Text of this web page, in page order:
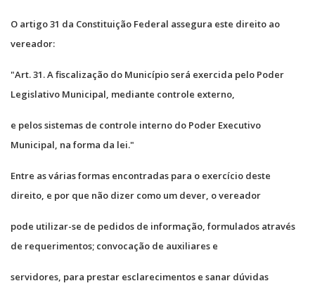
O artigo 31 da Constituição Federal assegura este direito ao
vereador:
"Art. 31. A fiscalização do Município será exercida pelo Poder
Legislativo Municipal, mediante controle externo,
e pelos sistemas de controle interno do Poder Executivo
Municipal, na forma da lei."
Entre as várias formas encontradas para o exercício deste
direito, e por que não dizer como um dever, o vereador
pode utilizar-se de pedidos de informação, formulados através
de requerimentos; convocação de auxiliares e
servidores, para prestar esclarecimentos e sanar dúvidas